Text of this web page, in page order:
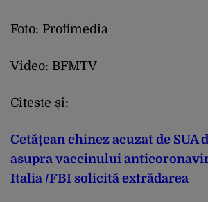
Foto: Profimedia
Video: BFMTV
Citește și:
Cetățean chinez acuzat de SUA
asupra vaccinului
Italia /FBI solicită extrădarea